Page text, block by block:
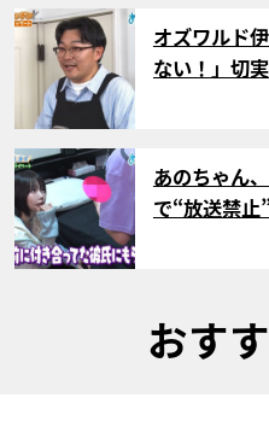
サムネイル
オズワルド
ない！」切
サムネイル
あのちゃん
で“放送禁
おす